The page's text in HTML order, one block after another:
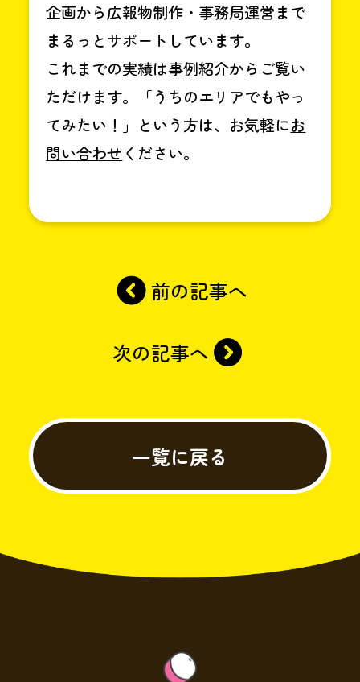
企画から広報物制作・事務局運営まで
まるっとサポートしています。
これまでの実績は事例紹介からご覧い
ただけます。「うちのエリアでもやっ
てみたい！」という方は、お気軽にお
問い合わせ ください。
前の記事へ
次の記事へ
一覧に戻る